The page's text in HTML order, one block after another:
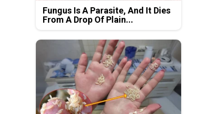
Fungus Is A Parasite, And It Dies
From A Drop Of Plain...